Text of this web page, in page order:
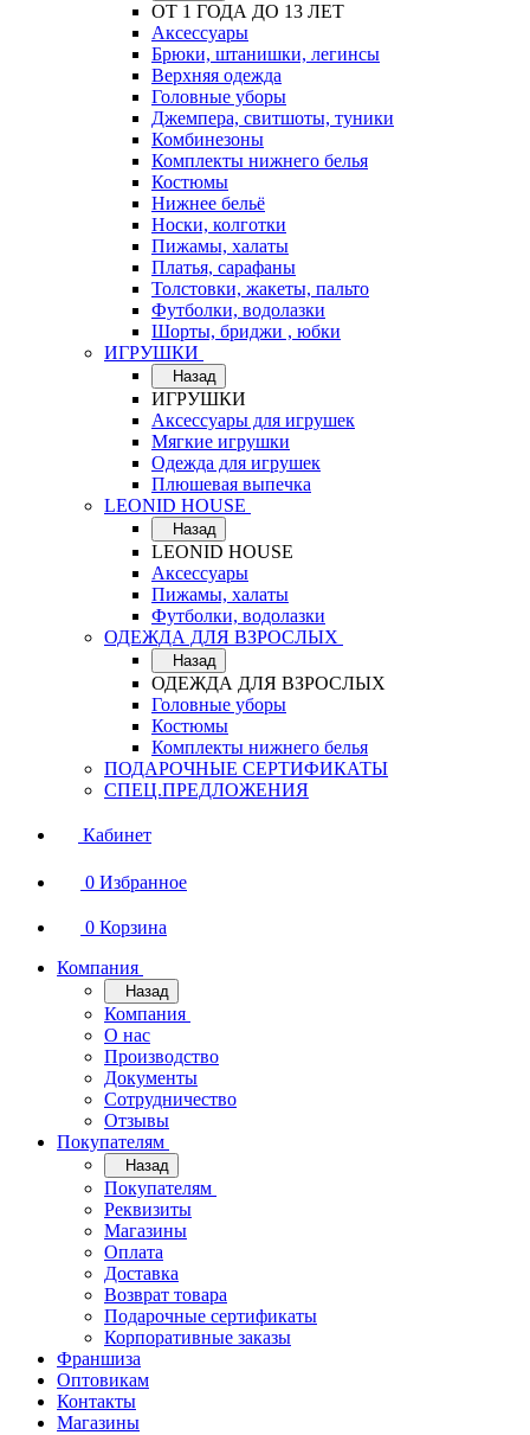
ОТ 1 ГОДА ДО 13 ЛЕТ
Аксессуары
Брюки, штанишки, легинсы
Верхняя одежда
Головные уборы
Джемпера, свитшоты, туники
Комбинезоны
Комплекты нижнего белья
Костюмы
Нижнее бельё
Носки, колготки
Пижамы, халаты
Платья, сарафаны
Толстовки, жакеты, пальто
Футболки, водолазки
Шорты, бриджи , юбки
ИГРУШКИ
Назад
ИГРУШКИ
Аксессуары для игрушек
Мягкие игрушки
Одежда для игрушек
Плюшевая выпечка
LEONID HOUSE
Назад
LEONID HOUSE
Аксессуары
Пижамы, халаты
Футболки, водолазки
ОДЕЖДА ДЛЯ ВЗРОСЛЫХ
Назад
ОДЕЖДА ДЛЯ ВЗРОСЛЫХ
Головные уборы
Костюмы
Комплекты нижнего белья
ПОДАРОЧНЫЕ СЕРТИФИКАТЫ
СПЕЦ.ПРЕДЛОЖЕНИЯ
Кабинет
0 Избранное
0 Корзина
Компания
Назад
Компания
О нас
Производство
Документы
Сотрудничество
Отзывы
Покупателям
Назад
Покупателям
Реквизиты
Магазины
Оплата
Доставка
Возврат товара
Подарочные сертификаты
Корпоративные заказы
Франшиза
Оптовикам
Контакты
Магазины